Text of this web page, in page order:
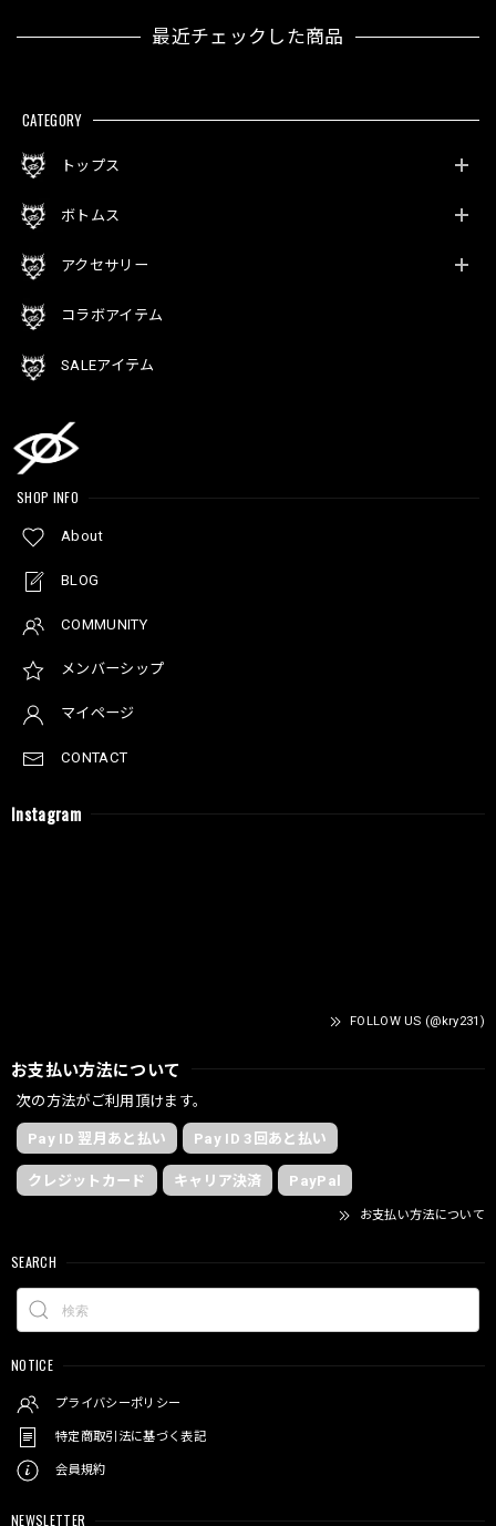
最近チェックした商品
CATEGORY
トップス
ボトムス
アクセサリー
コラボアイテム
SALEアイテム
SHOP INFO
About
BLOG
COMMUNITY
メンバーシップ
マイページ
CONTACT
Instagram
FOLLOW US (@kry231)
お支払い方法について
次の方法がご利用頂けます。
Pay ID 翌月あと払い Pay ID 3回あと払い
クレジットカード キャリア決済 PayPal
お支払い方法について
SEARCH
NOTICE
プライバシーポリシー
特定商取引法に基づく表記
会員規約
NEWSLETTER